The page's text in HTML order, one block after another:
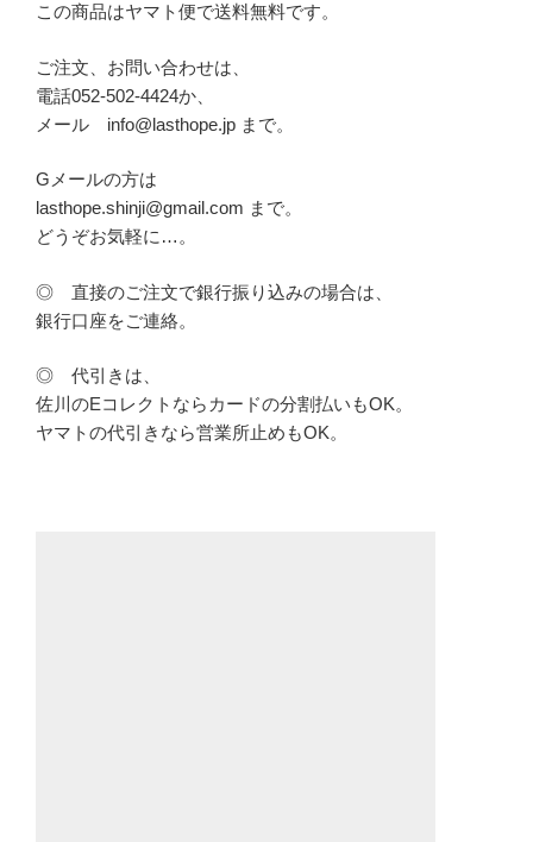
この商品はヤマト便で送料無料です。
ご注文、お問い合わせは、
電話052-502-4424か、
メール info@lasthope.jp まで。
Gメールの方は
lasthope.shinji@gmail.com まで。
どうぞお気軽に…。
◎ 直接のご注文で銀行振り込みの場合は、
銀行口座をご連絡。
◎ 代引きは、
佐川のEコレクトならカードの分割払いもOK。
ヤマトの代引きなら営業所止めもOK。